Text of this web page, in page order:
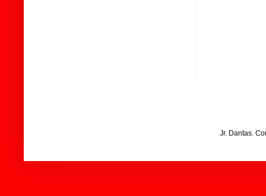
Jr. Dantas.